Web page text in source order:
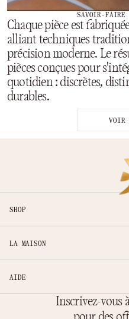
SAVOIR-FAIRE
Chaque pièce est
alliant techniques
précision moderne. Le
pièces conçues pour
quotidien : discrètes,
durables.
VOIR
SHOP
LA MAISON
AIDE
Inscrivez-vous